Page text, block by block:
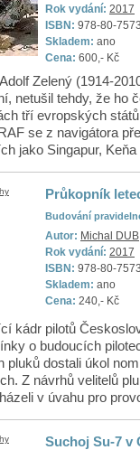
Rok vydání: 2017
ISBN: 978-80-
Skladem: ano
Cena: 600,- Kč
Zelený (1914-
netušil tehdy, že ho
tří evropských
se z navigátora
jako Singapur,
Průkopník
Budování
Autor: Michal
Rok vydání: 2017
ISBN: 978-80-
Skladem: ano
Cena: 240,- Kč
kádr pilotů
o budoucích
pluků dostali úkol
Z návrhů velitelů
v úvahu pro
Suchoj Su-7 v